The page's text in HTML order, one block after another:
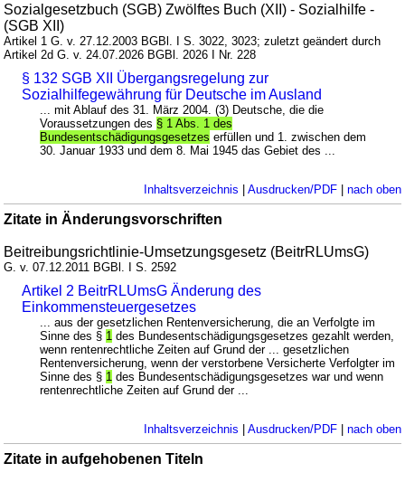
Sozialgesetzbuch (SGB) Zwölftes Buch (XII) - Sozialhilfe -
(SGB XII)
Artikel 1 G. v. 27.12.2003 BGBl. I S. 3022, 3023; zuletzt geändert durch
Artikel 2d G. v. 24.07.2026 BGBl. 2026 I Nr. 228
§ 132 SGB XII Übergangsregelung zur
Sozialhilfegewährung für Deutsche im Ausland
... mit Ablauf des 31. März 2004. (3) Deutsche, die die
Voraussetzungen des § 1 Abs. 1 des
Bundesentschädigungsgesetzes erfüllen und 1. zwischen dem
30. Januar 1933 und dem 8. Mai 1945 das Gebiet des ...
Inhaltsverzeichnis | Ausdrucken/PDF| nach oben
Zitate in Änderungsvorschriften
Beitreibungsrichtlinie-Umsetzungsgesetz (BeitrRLUmsG)
G. v. 07.12.2011 BGBl. I S. 2592
Artikel 2 BeitrRLUmsG Änderung des
Einkommensteuergesetzes
... aus der gesetzlichen Rentenversicherung, die an Verfolgte im
Sinne des § 1 des Bundesentschädigungsgesetzes gezahlt werden,
wenn rentenrechtliche Zeiten auf Grund der ... gesetzlichen
Rentenversicherung, wenn der verstorbene Versicherte Verfolgter im
Sinne des § 1 des Bundesentschädigungsgesetzes war und wenn
rentenrechtliche Zeiten auf Grund der ...
Inhaltsverzeichnis | Ausdrucken/PDF| nach oben
Zitate in aufgehobenen Titeln